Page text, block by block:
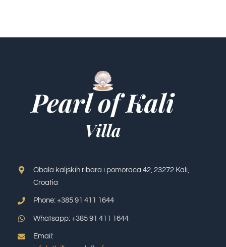
Obala kaljskih ribara i pomoraca 42, 23272 Kali,
Croatia
Phone: +385 91 411 1644
Whatsapp: +385 91 411 1644
Email: